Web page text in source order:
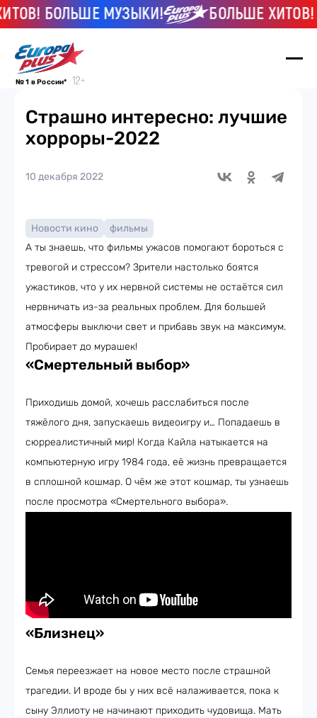
БОЛЬШЕ МУЗЫКИ! БОЛЬШЕ ХИТОВ!
№ 1 в России*
Страшно интересно: лучшие
хорроры-2022
10 декабря 2022
Новости кино
фильмы
А ты знаешь, что фильмы ужасов помогают бороться с
тревогой и стрессом? Зрители настолько боятся
ужастиков, что у их нервной системы не остаётся сил
нервничать из-за реальных проблем. Для большей
атмосферы выключи свет и прибавь звук на максимум.
Пробирает до мурашек!
«Смертельный выбор»
Приходишь домой, хочешь расслабиться после
тяжёлого дня, запускаешь видеоигру и… Попадаешь в
сюрреалистичный мир! Когда Кайла натыкается на
компьютерную игру 1984 года, её жизнь превращается
в сплошной кошмар. О чём же этот кошмар, ты узнаешь
после просмотра «Смертельного выбора».
«Близнец»
Семья переезжает на новое место после страшной
трагедии. И вроде бы у них всё налаживается, пока к
сыну Эллиоту не начинают приходить чудовища. Мать